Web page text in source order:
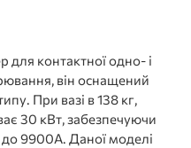
для контактної одно- і
він оснащений
При вазі в 138 кг,
30 кВт, забезпечуючи
9900А. Даної моделі